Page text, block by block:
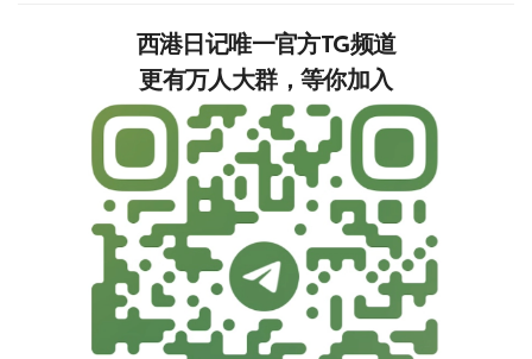
西港日记唯一官方TG频道
更有万人大群，等你加入‍‍‍‍‍‍‍‍‍‍‍‍‍